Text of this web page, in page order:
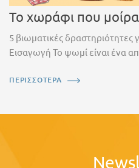
Το χωράφι που
5 βιωματικές δραστηριότητες
Εισαγωγή Το ψωμί είναι ένα
ΠΕΡΙΣΣΟΤΕΡΑ